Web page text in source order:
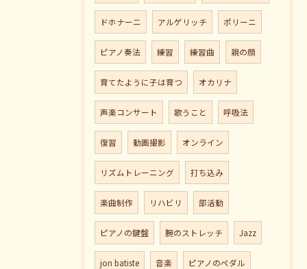
ドホナーニ アルゲリッチ ポリーニ
ピアノ奏法 練習 練習曲 親の顔
育てたように子は育つ オカリナ
声楽コンサート 歌うこと 呼吸法
復習 動画撮影 オンライン
リズムトレーニング 打ち込み
楽曲制作 リハビリ 部活動
ピアノの鍵盤 腕のストレッチ Jazz
jon batiste 音楽 ピアノのペダル